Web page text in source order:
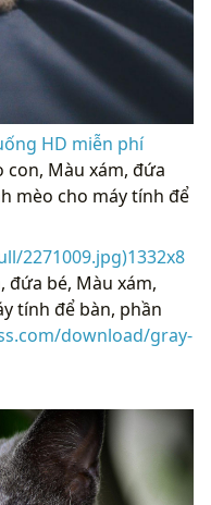
HD miễn phí
con, Màu xám, đứa
mèo cho máy tính để
2271009.jpg)1332x8
đứa bé, Màu xám,
tính để bàn, phần
download/gray-